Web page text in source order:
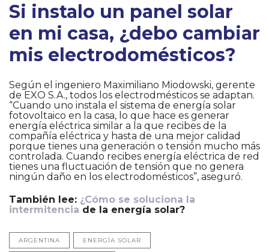
Si instalo un panel solar
en mi casa, ¿debo cambiar
mis electrodomésticos?
Según el ingeniero Maximiliano Miodowski, gerente
de EXO S.A., todos los electrodmésticos se adaptan.
“Cuando uno instala el sistema de energía solar
fotovoltaico en la casa, lo que hace es generar
energía eléctrica similar a la que recibes de la
compañía eléctrica y hasta de una mejor calidad
porque tienes una generación o tensión mucho más
controlada. Cuando recibes energía eléctrica de red
tienes una fluctuación de tensión que no genera
ningún daño en los electrodomésticos”, aseguró.
También lee: ¿Cómo se soluciona la
intermitencia de la energía solar?
ARGENTINA ENERGÍA SOLAR